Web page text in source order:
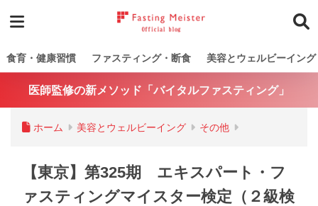
食育・健康習慣 ファスティング・断食 美容とウェルビーイング
医師監修の新メソッド「バイタルファスティング」
ホーム 美容とウェルビーイング その他
【東京】第325期 エキスパート・フ
ァスティングマイスター検定（２級検